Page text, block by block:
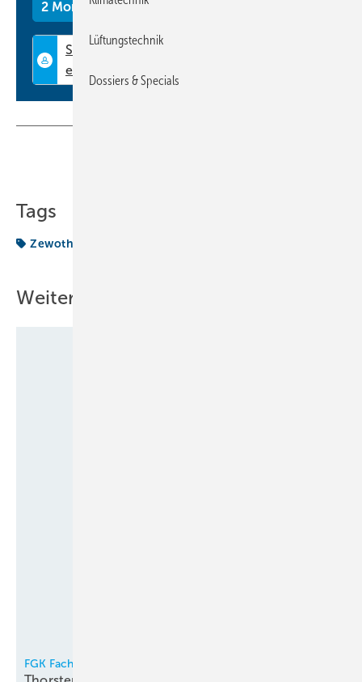
2 Monate kostenlos testen
Tags
Zewotherm
Weitere Inhalte
FGK Fachverband Gebäude-Klima e.V.
Lüftungstechnik
Dossiers & Specials